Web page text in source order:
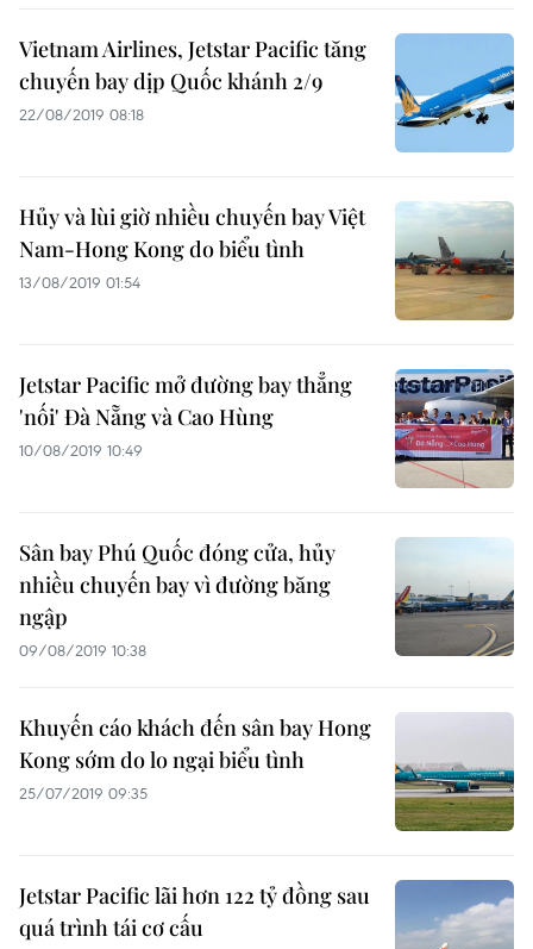
Vietnam Airlines, Jetstar Pacific tăng
chuyến bay dịp Quốc khánh 2/9
22/08/2019 08:18
Hủy và lùi giờ nhiều chuyến bay Việt
Nam-Hong Kong do biểu tình
13/08/2019 01:54
Jetstar Pacific mở đường bay thẳng
'nối' Đà Nẵng và Cao Hùng
10/08/2019 10:49
Sân bay Phú Quốc đóng cửa, hủy
nhiều chuyến bay vì đường băng
ngập
09/08/2019 10:38
Khuyến cáo khách đến sân bay Hong
Kong sớm do lo ngại biểu tình
25/07/2019 09:35
Jetstar Pacific lãi hơn 122 tỷ đồng sau
quá trình tái cơ cấu